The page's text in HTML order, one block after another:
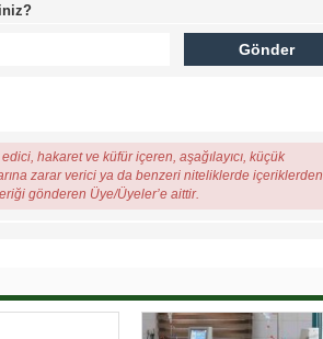
hakaret ve küfür içeren, aşağılayıcı, küçük
zarar verici ya da benzeri niteliklerde içeriklerden
gönderen Üye/Üyeler’e aittir.